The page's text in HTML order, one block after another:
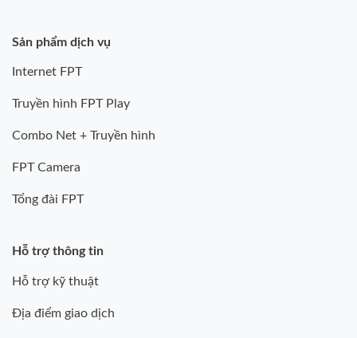
Sản phẩm dịch vụ
Internet FPT
Truyền hình FPT Play
Combo Net + Truyền hình
FPT Camera
Tổng đài FPT
Hỗ trợ thông tin
Hỗ trợ kỹ thuật
Địa điểm giao dịch